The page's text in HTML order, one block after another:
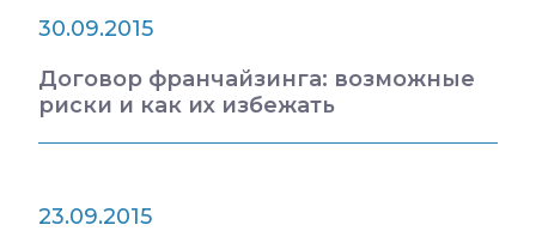
30.09.2015
Договор франчайзинга: возможные
риски и как их избежать
23.09.2015